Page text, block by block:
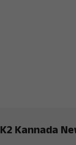
K2 Kannada